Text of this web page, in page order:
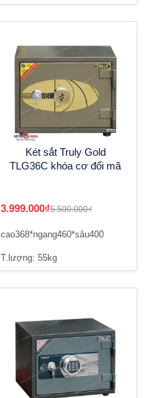
Két sắt Truly Gold
TLG36C khóa cơ đổi mã
3.999.000₫5.500.000₫
cao368*ngang460*sâu400
T.lượng: 55kg